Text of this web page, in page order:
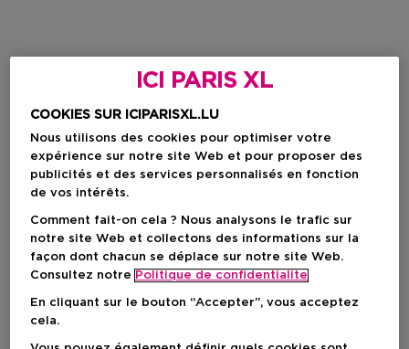
ICI PARIS XL
COOKIES SUR ICIPARISXL.LU
Nous utilisons des cookies pour optimiser votre
expérience sur notre site Web et pour proposer des
publicités et des services personnalisés en fonction
de vos intérêts.
Comment fait-on cela ? Nous analysons le trafic sur
notre site Web et collectons des informations sur la
façon dont chacun se déplace sur notre site Web.
Consultez notre Politique de confidentialite
En cliquant sur le bouton “Accepter”, vous acceptez
cela.